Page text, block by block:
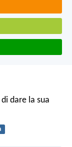
dare la sua